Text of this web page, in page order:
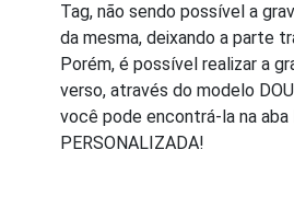
Tag, não sendo possível a
da mesma, deixando a parte
Porém, é possível realizar a
verso, através do modelo
você pode encontrá-la na aba
PERSONALIZADA!